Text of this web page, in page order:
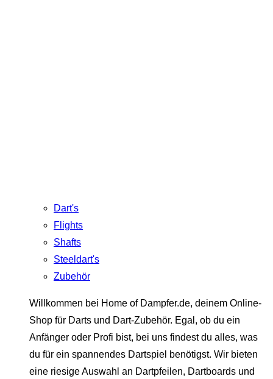
Dart's
Flights
Shafts
Steeldart's
Zubehör
Willkommen bei Home of Dampfer.de, deinem Online-
Shop für Darts und Dart-Zubehör. Egal, ob du ein
Anfänger oder Profi bist, bei uns findest du alles, was
du für ein spannendes Dartspiel benötigst. Wir bieten
eine riesige Auswahl an Dartpfeilen, Dartboards und